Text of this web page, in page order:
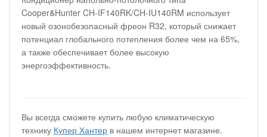
Cooper&Hunter CH-IF140RK/CH-IU140RM использует
новый озонобезопасный фреон R32, который снижает
потенциал глобального потепления более чем на 65%,
а также обеспечивает более высокую
энергоэффективность.
Вы всегда сможете купить любую климатическую
технику Купер Хантер в нашем интернет магазине.